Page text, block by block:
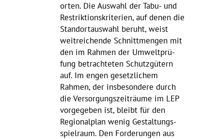
orten. Die Auswahl der Tabu- und
Restrik­ti­ons­kri­te­rien, auf denen die
Stand­ort­aus­wahl beruht, weist
weit­rei­chende Schnitt­mengen mit
den im Rahmen der Umwelt­prü­
fung betrach­teten Schutz­gü­tern
auf. Im engen gesetz­li­chem
Rahmen, der insbe­son­dere durch
die Versor­gungs­zeit­räume im LEP
vorge­geben ist, bleibt für den
Regio­nal­plan wenig Gestal­tungs­
spiel­raum. Den Forde­rungen aus